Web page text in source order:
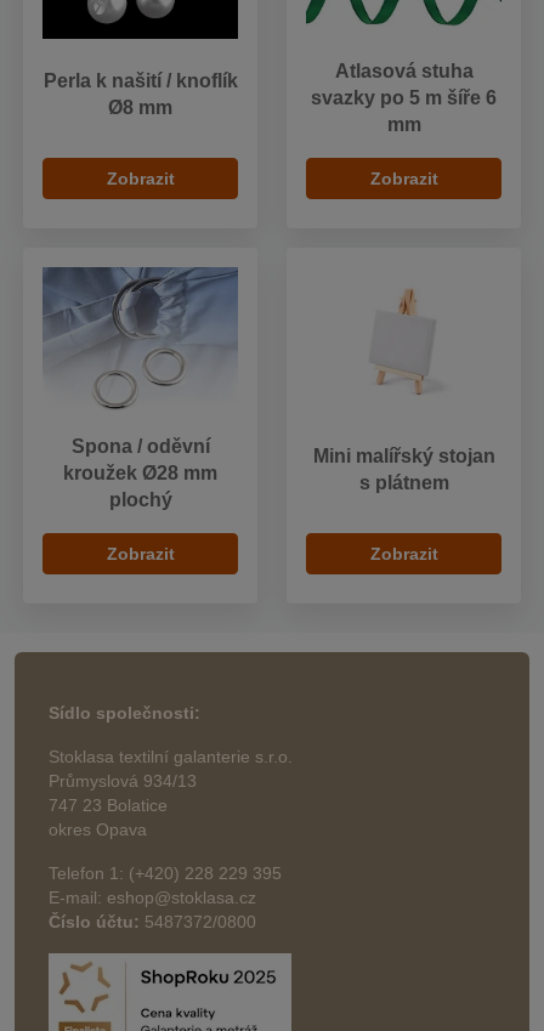
Perla k našití / knoflík
Ø8 mm
Zobrazit
Atlasová stuha
svazky po 5 m šíře 6
mm
Zobrazit
Spona / oděvní
kroužek Ø28 mm
plochý
Zobrazit
Mini malířský stojan
s plátnem
Zobrazit
Sídlo společnosti:
Stoklasa textilní galanterie s.r.o.
Průmyslová 934/13
747 23 Bolatice
okres Opava
Telefon 1: (+420) 228 229 395
E-mail: eshop@stoklasa.cz
Číslo účtu: 5487372/0800